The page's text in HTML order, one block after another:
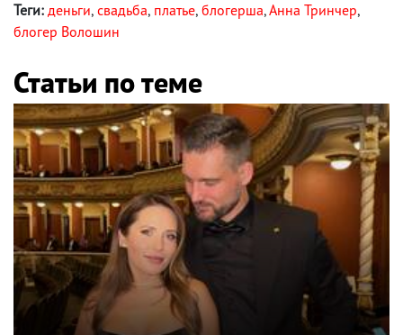
Теги: деньги, свадьба, платье, блогерша,Анна Тринчер,
блогер Волошин
Статьи по теме